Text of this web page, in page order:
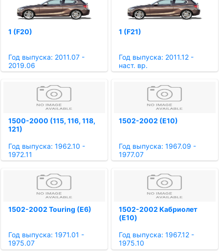
1 (F20)
Год выпуска: 2011.07 -
2019.06
1 (F21)
Год выпуска: 2011.12 -
наст. вр.
1500-2000 (115, 116, 118,
121)
Год выпуска: 1962.10 -
1972.11
1502-2002 (E10)
Год выпуска: 1967.09 -
1977.07
1502-2002 Touring (E6)
Год выпуска: 1971.01 -
1975.07
1502-2002 Кабриолет
(E10)
Год выпуска: 1967.12 -
1975.10